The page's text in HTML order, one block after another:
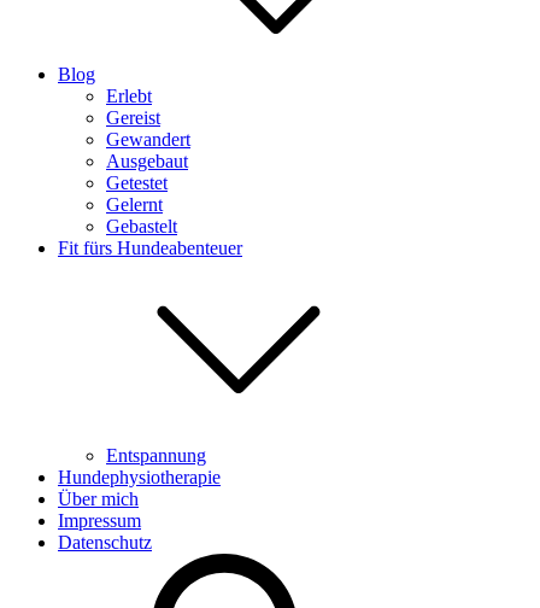
Blog
Erlebt
Gereist
Gewandert
Ausgebaut
Getestet
Gelernt
Gebastelt
Fit fürs Hundeabenteuer
Entspannung
Hundephysiotherapie
Über mich
Impressum
Datenschutz